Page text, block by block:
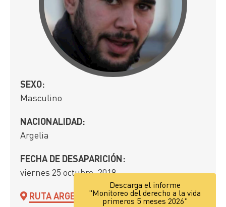
SEXO:
Masculino
NACIONALIDAD:
Argelia
FECHA DE DESAPARICIÓN:
viernes 25 octubre, 2019
RUTA ARGELIA
Descarga el informe
"Monitoreo del derecho a la vida
primeros 5 meses 2026"